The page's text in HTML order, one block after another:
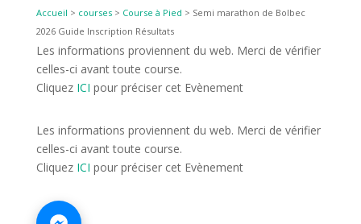
Accueil > courses> Course à Pied > Semi marathon de Bolbec
2026 Guide Inscription Résultats
Les informations proviennent du web. Merci de vérifier
celles-ci avant toute course.
Cliquez ICI pour préciser cet Evènement
Les informations proviennent du web. Merci de vérifier
celles-ci avant toute course.
Cliquez ICI pour préciser cet Evènement